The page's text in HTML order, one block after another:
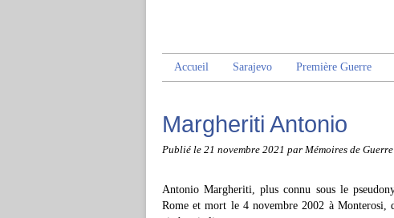
Accueil Sarajevo Première Guerre
Margheriti Antonio
Publié le 21 novembre 2021 par Mémoires de Guerre
Antonio Margheriti, plus connu sous le
Rome et mort le 4 novembre 2002 à Monterosi,